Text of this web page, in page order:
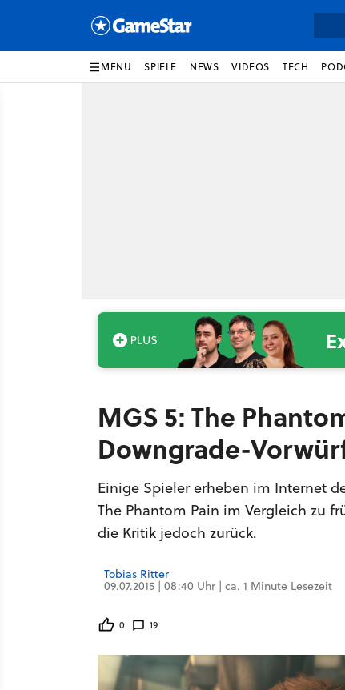
MENU SPIELE NEWS VIDEOS TECH
MGS 5: The
Downgrade-
Einige Spieler erheben im Internet
The Phantom Pain im Vergleich zu
die Kritik jedoch zurück.
Tobias Ritter
09.07.2015 | 08:40 Uhr | ca. 1 Minute Lesezeit
0 19